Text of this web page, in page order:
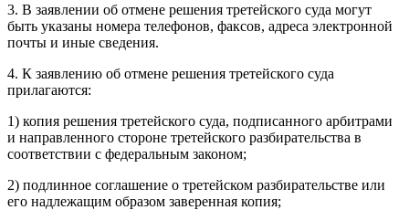
3. В заявлении об отмене решения третейского суда могут
быть указаны номера телефонов, факсов, адреса электронной
почты и иные сведения.
4. К заявлению об отмене решения третейского суда
прилагаются:
1) копия решения третейского суда, подписанного арбитрами
и направленного стороне третейского разбирательства в
соответствии с федеральным законом;
2) подлинное соглашение о третейском разбирательстве или
его надлежащим образом заверенная копия;